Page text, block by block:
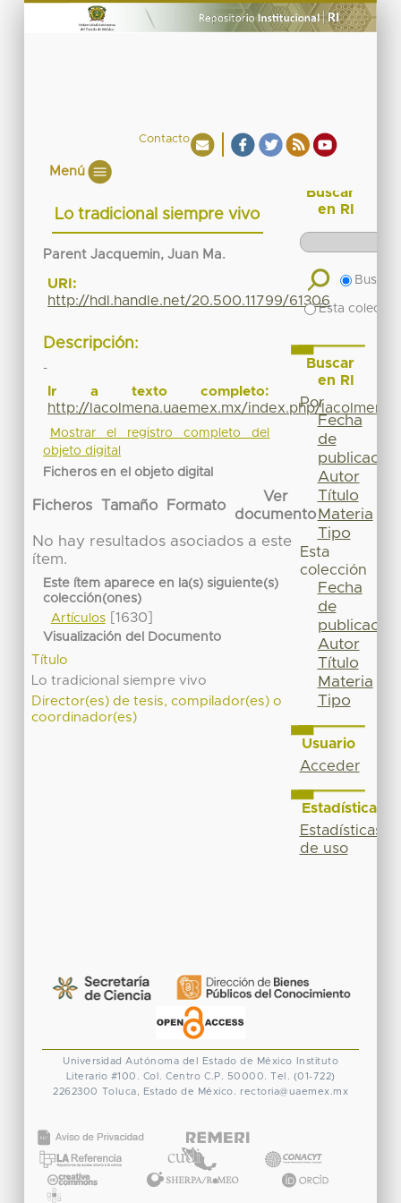
Contacto
Menú
Lo tradicional siempre vivo
Parent Jacquemin, Juan Ma.
URI:
http://hdl.handle.net/20.500.11799/61306
Descripción:
-
Ir a texto completo:
http://lacolmena.uaemex.mx/index.php/
Mostrar el registro completo del
objeto digital
Ficheros en el objeto digital
Ficheros Tamaño Formato
Ver
documento
No hay resultados asociados a este
ítem.
Este ítem aparece en la(s) siguiente(s)
colección(ones)
Artículos[1630]
Visualización del Documento
Título
Lo tradicional siempre vivo
Director(es) de tesis, compilador(es) o
coordinador(es)
Buscar
en RI
Buscar
Esta
Buscar
en RI
Por
Fecha
de
publicación
Autor
Título
Materia
Tipo
Esta
colección
Fecha
de
publicación
Autor
Título
Materia
Tipo
Usuario
Acceder
Estadísticas
Estadísticas
de uso
Universidad Autónoma del Estado de México
Instituto
Literario #100. Col. Centro C.P. 50000. Tel. (01-722)
2262300 Toluca, Estado de México. rectoria@uaemex.mx